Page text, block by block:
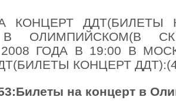
КОНЦЕРТ ДДТ(БИЛЕТЫ
ОЛИМПИЙСКОМ(В
ГОДА В 19:00 В
КОНЦЕРТ
на концерт в